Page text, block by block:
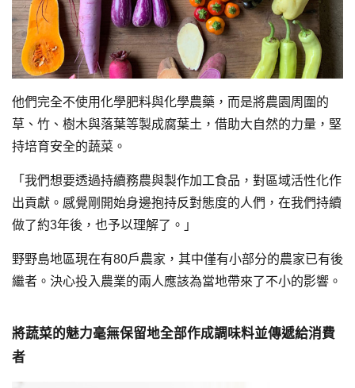
他們完全不使用化學肥料與化學農藥，而是將農園周圍的
草、竹、樹木與落葉等製成腐葉土，借助大自然的力量，堅
持培育安全的蔬菜。
「我們想要透過持續務農與製作加工食品，對區域活性化作
出貢獻。感覺剛開始身邊抱持反對態度的人們，在我們持續
做了約3年後，也予以理解了。」
野野島地區現在有80戶農家，其中僅有小部分的農家已有後
繼者。決心投入農業的兩人應該為當地帶來了不小的影響。
將蔬菜的魅力毫無保留地全部作成調味料並傳遞給消費
者